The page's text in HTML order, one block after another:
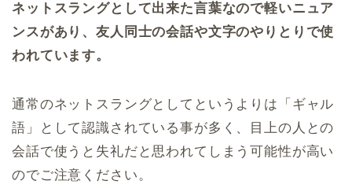
ネットスラングとして出来た言葉なので軽いニュア
ンスがあり、友人同士の会話や文字のやりとりで使
われています。
通常のネットスラングとしてというよりは「ギャル
語」として認識されている事が多く、目上の人との
会話で使うと失礼だと思われてしまう可能性が高い
のでご注意ください。